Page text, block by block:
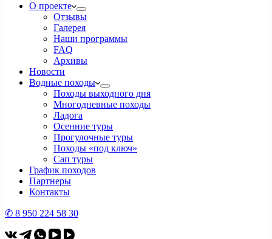
О проекте
Отзывы
Галерея
Наши программы
FAQ
Архивы
Новости
Водные походы
Походы выходного дня
Многодневные походы
Ладога
Осенние туры
Прогулочные туры
Походы «под ключ»
Сап туры
График походов
Партнеры
Контакты
✆ 8 950 224 58 30